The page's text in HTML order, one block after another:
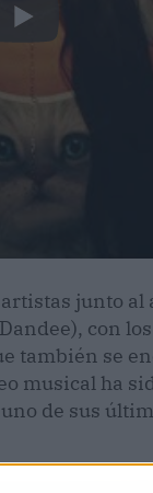
junto
con
también se
musical ha
de sus